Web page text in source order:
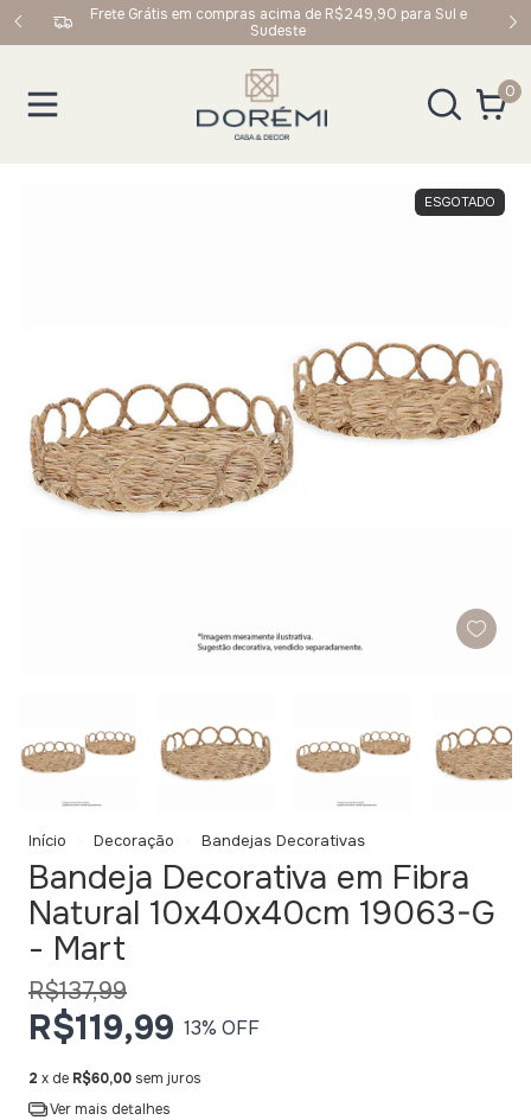
Frete Grátis em compras acima de R$249,90 para Sul e
Sudeste
0
ESGOTADO
Início Decoração Bandejas Decorativas
Bandeja Decorativa em Fibra
Natural 10x40x40cm 19063-G
- Mart
R$137,99
R$119,99 13% OFF
2 x de R$60,00 sem juros
Ver mais detalhes